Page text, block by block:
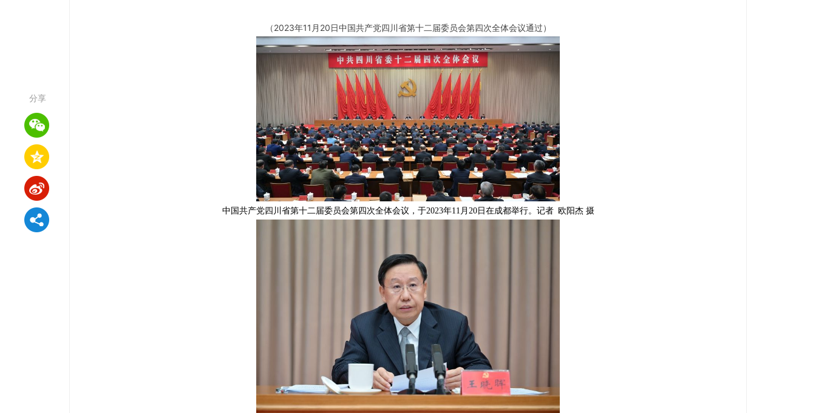
分享
（2023年11月20日中国共产党四川省第十二届委员会第四次全体会议通过）
中国共产党四川省第十二届委员会第四次全体会议，于2023年11 月 20日在成都举行。记者 欧阳杰 摄